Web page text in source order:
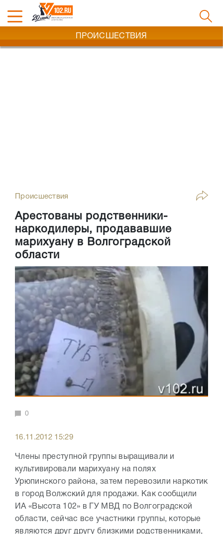
ПРОИСШЕСТВИЯ
Происшествия
Арестованы родственники-
наркодилеры, продававшие
марихуану в Волгоградской
области
0
16.11.2012 15:29
Члены преступной группы выращивали и
культивировали марихуану на полях
Урюпинского района, затем перевозили наркотик
в город Волжский для продажи. Как сообщили
ИА «Высота 102» в ГУ МВД по Волгоградской
области, сейчас все участники группы, которые
являются друг другу близкими родственниками,